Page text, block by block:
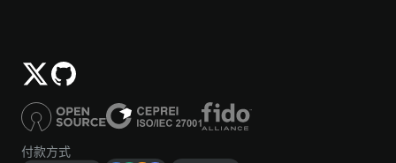
付款方式